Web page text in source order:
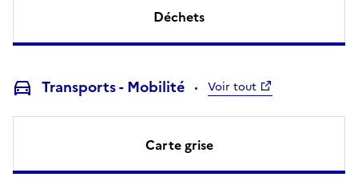
Déchets
Transports - Mobilité Voir tout
Carte grise